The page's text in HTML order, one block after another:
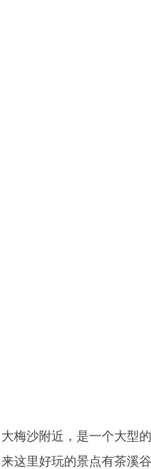
梅沙附近，是一个大型
这里好玩的景点有茶溪